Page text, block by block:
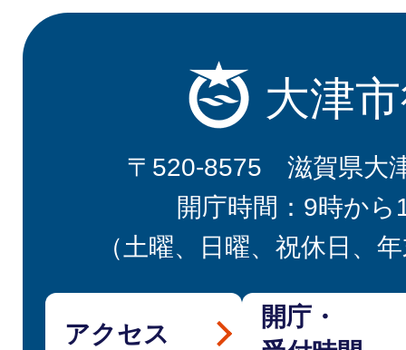
大津
〒520-8575 滋賀県大
開庁時間：9時から
（土曜、日曜、祝休日、
アクセス
開庁・